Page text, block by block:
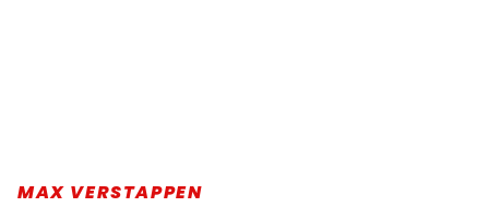
MAX VERSTAPPEN